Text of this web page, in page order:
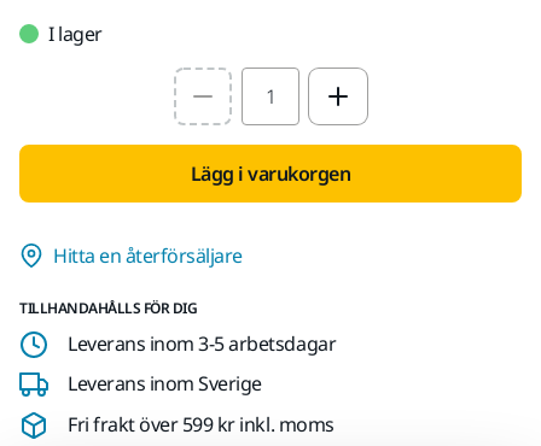
I lager
Select quantity value
Lägg i varukorgen
Hitta en återförsäljare
TILLHANDAHÅLLS FÖR DIG
Leverans inom 3-5 arbetsdagar
Leverans inom Sverige
Fri frakt över 599 kr inkl. moms